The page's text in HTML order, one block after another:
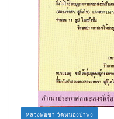
หลวงพ่อชา วัดหนองป่าพง